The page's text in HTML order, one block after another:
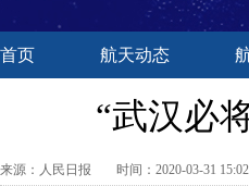
首页 航天动态
“武汉必
来源： 人民日报 时间： 2020-03-31 15:02